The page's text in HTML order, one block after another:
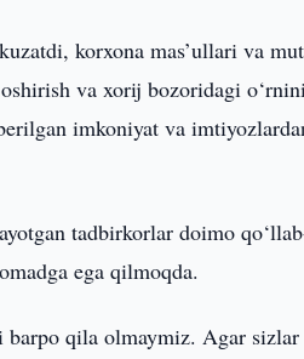
korxona mas’ullari va
va xorij bozoridagi
imkoniyat va
tadbirkorlar doimo
ega qilmoqda.
barpo qila olmaymiz. Agar